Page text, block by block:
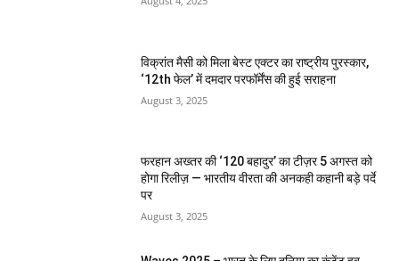
विक्रांत मैसी को मिला बेस्ट एक्टर का राष्ट्रीय पुरस्कार,
‘12th फेल’ में दमदार परफॉर्मेंस की हुई सराहना
August 3, 2025
फरहान अख्तर की ‘120 बहादुर’ का टीज़र 5 अगस्त को
होगा रिलीज़ — भारतीय वीरता की अनकही कहानी बड़े पर्दे
पर
August 3, 2025